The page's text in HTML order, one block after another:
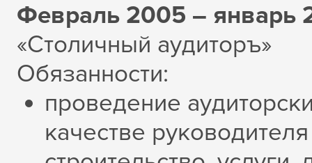
Февраль 2005 – январь
«Столичный аудиторъ»
Обязанности:
проведение
качестве